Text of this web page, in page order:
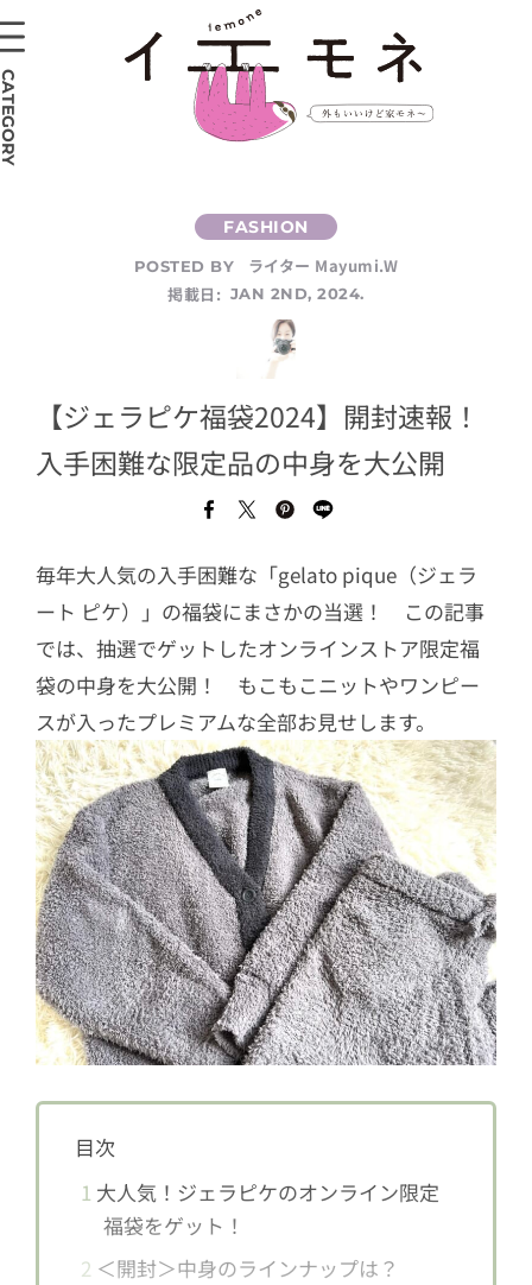
POSTED BY
ライター Mayumi.W
掲載日: JAN 2ND, 2024.
【ジェラピケ福袋2024】開封速報！
入手困難な限定品の中身を大公開
毎年大人気の入手困難な「gelato pique（ジェラ
ート ピケ）」の福袋にまさかの当選！ この記事
では、抽選でゲットしたオンラインストア限定福
袋の中身を大公開！ もこもこニットやワンピー
スが入ったプレミアムな全部お見せします。
目次
1 大人気！ジェラピケのオンライン限定
福袋をゲット！
2 ＜開封＞中身のラインナップは？